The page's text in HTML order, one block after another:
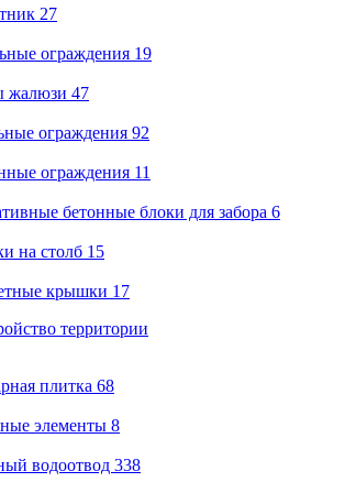
27
ограждения 19
жалюзи 47
ограждения 92
ограждения 11
бетонные блоки для забора 6
на столб 15
крышки 17
территории
плитка 68
элементы 8
водоотвод 338